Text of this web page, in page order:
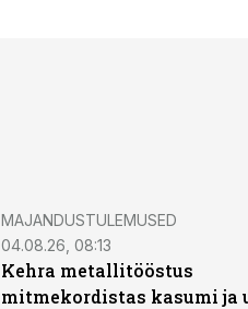
MAJANDUSTULEMUSED
04.08.26, 08:13
Kehra metallitööstus
mitmekordistas kasumi ja